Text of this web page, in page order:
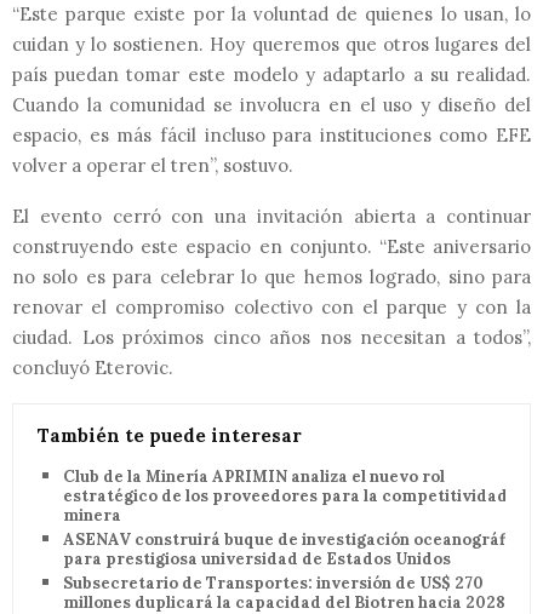
“Este parque existe por la voluntad de quienes lo usan, lo
cuidan y lo sostienen. Hoy queremos que otros lugares del
país puedan tomar este modelo y adaptarlo a su realidad.
Cuando la comunidad se involucra en el uso y diseño del
espacio, es más fácil incluso para instituciones como EFE
volver a operar el tren”, sostuvo.
El evento cerró con una invitación abierta a continuar
construyendo este espacio en conjunto. “Este aniversario
no solo es para celebrar lo que hemos logrado, sino para
renovar el compromiso colectivo con el parque y con la
ciudad. Los próximos cinco años nos necesitan a todos”,
concluyó Eterovic.
También te puede interesar
Club de la Minería APRIMIN analiza el nuevo rol
estratégico de los proveedores para la competitividad
minera
ASENAV construirá buque de investigación oceanográfica
para prestigiosa universidad de Estados Unidos
Subsecretario de Transportes: inversión de US$ 270
millones duplicará la capacidad del Biotren hacia 2028